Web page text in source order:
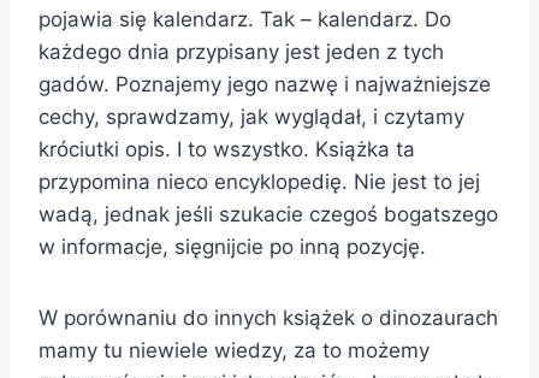
pojawia się kalendarz. Tak – kalendarz. Do
każdego dnia przypisany jest jeden z tych
gadów. Poznajemy jego nazwę i najważniejsze
cechy, sprawdzamy, jak wyglądał, i czytamy
króciutki opis. I to wszystko. Książka ta
przypomina nieco encyklopedię. Nie jest to jej
wadą, jednak jeśli szukacie czegoś bogatszego
w informacje, sięgnijcie po inną pozycję.
W porównaniu do innych książek o dinozaurach
mamy tu niewiele wiedzy, za to możemy